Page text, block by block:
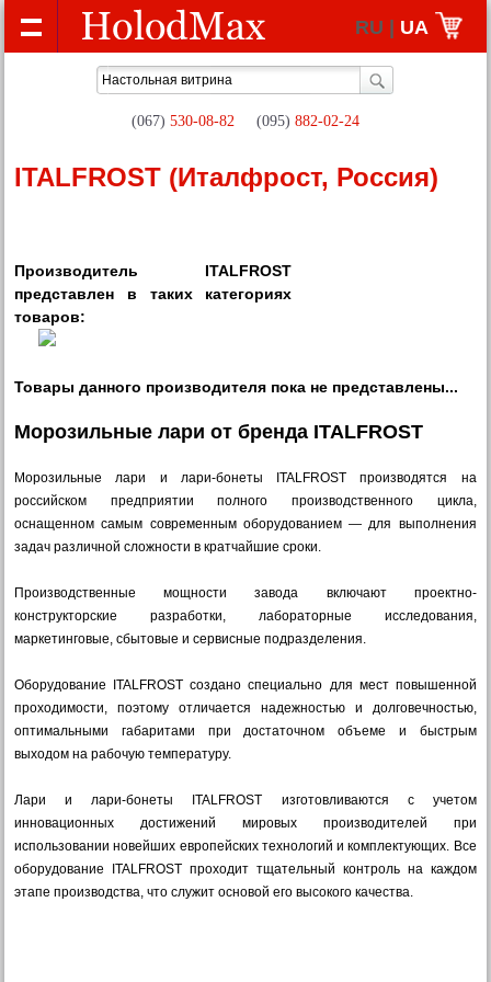
RU | UA
(067) 530-08-82 (095) 882-02-24
ITALFROST (Италфрост, Россия)
Производитель ITALFROST
представлен в таких категориях
товаров:
Товары данного производителя пока не представлены...
Морозильные лари от бренда ITALFROST
Морозильные лари и лари-бонеты ITALFROST производятся на
российском предприятии полного производственного цикла,
оснащенном самым современным оборудованием — для выполнения
задач различной сложности в кратчайшие сроки.
Производственные мощности завода включают проектно-
конструкторские разработки, лабораторные исследования,
маркетинговые, сбытовые и сервисные подразделения.
Оборудование ITALFROST создано специально для мест повышенной
проходимости, поэтому отличается надежностью и долговечностью,
оптимальными габаритами при достаточном объеме и быстрым
выходом на рабочую температуру.
Лари и лари-бонеты ITALFROST изготовливаются с учетом
инновационных достижений мировых производителей при
использовании новейших европейских технологий и комплектующих. Все
оборудование ITALFROST проходит тщательный контроль на каждом
этапе производства, что служит основой его высокого качества.